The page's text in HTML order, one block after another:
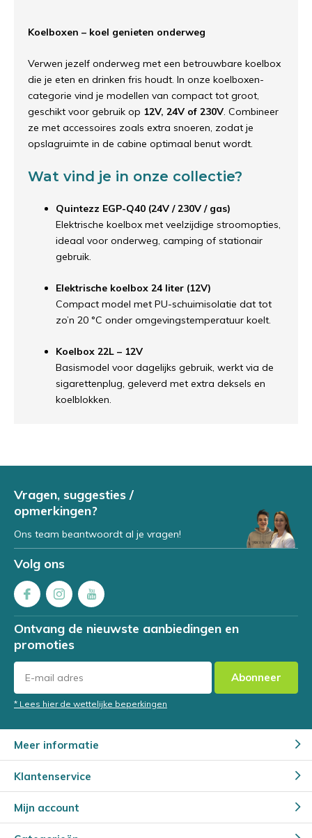
Koelboxen – koel genieten onderweg
Verwen jezelf onderweg met een betrouwbare koelbox
die je eten en drinken fris houdt. In onze koelboxen-
categorie vind je modellen van compact tot groot,
geschikt voor gebruik op 12V, 24V of 230V. Combineer
ze met accessoires zoals extra snoeren, zodat je
opslagruimte in de cabine optimaal benut wordt.
Wat vind je in onze collectie?
Quintezz EGP-Q40 (24V / 230V / gas)
Elektrische koelbox met veelzijdige stroomopties,
ideaal voor onderweg, camping of stationair
gebruik.
Elektrische koelbox 24 liter (12V)
Compact model met PU-schuimisolatie dat tot
zo’n 20 °C onder omgevingstemperatuur koelt.
Koelbox 22L – 12V
Basismodel voor dagelijks gebruik, werkt via de
sigarettenplug, geleverd met extra deksels en
koelblokken.
Vragen, suggesties /
opmerkingen?
Ons team beantwoordt al je vragen!
Volg ons
Ontvang de nieuwste aanbiedingen en
promoties
Abonneer
* Lees hier de wettelijke beperkingen
Meer informatie
Klantenservice
Mijn account